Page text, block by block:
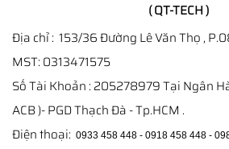
( QT-TECH )
Địa chỉ : 153/36 Đường Lê Văn Thọ ,
MST: 0313471575
Số Tài Khoản : 205278979 Tại Ngân
ACB )- PGD Thạch Đà - Tp.HCM .
Điện thoại: 0933 458 448 - 0918 458 448 -